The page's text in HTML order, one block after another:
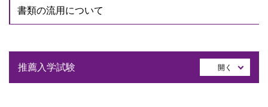
書類の流用について
推薦入学試験 開く